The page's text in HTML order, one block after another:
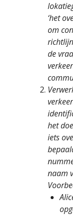
‘het
om
de
het
iets
naam